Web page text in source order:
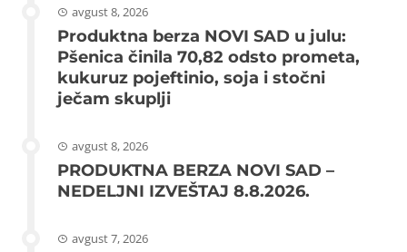
avgust 8, 2026
Produktna berza NOVI SAD u julu:
Pšenica činila 70,82 odsto prometa,
kukuruz pojeftinio, soja i stočni
ječam skuplji
avgust 8, 2026
PRODUKTNA BERZA NOVI SAD –
NEDELJNI IZVEŠTAJ 8.8.2026.
avgust 7, 2026